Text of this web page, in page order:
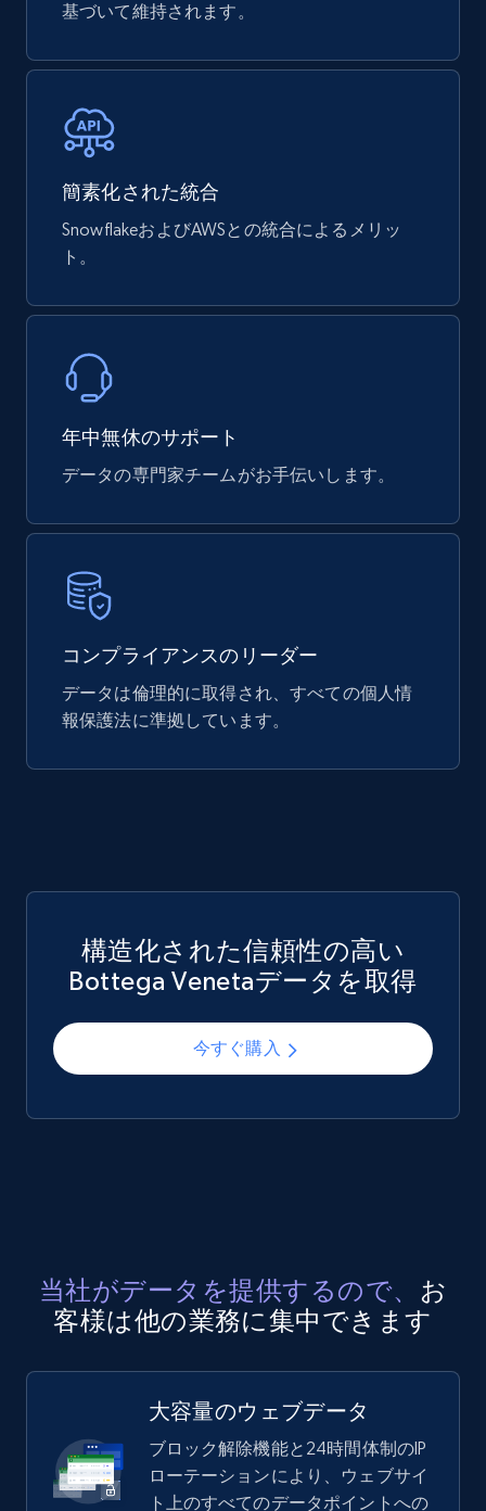
URL, Product id, Title, Breadcrumbs, Category,
eCommerce
URL, Review id, Reviewer name, Review date,
Review rating, Review, Found helpful, App url, and
more.
eCommerce
740+ 39+ 今すぐ購入
Product url, Category url, Mouser part num, Mfr
part number, Manufacturer, Image, Image high,
Manufacturer url, and more.
eCommerce
基づいて維持されます。
簡素化された統合
SnowflakeおよびAWSとの統合によるメリッ
ト。
年中無休のサポート
データの専門家チームがお手伝いします。
コンプライアンスのリーダー
データは倫理的に取得され、すべての個人情
報保護法に準拠しています。
構造化された信頼性の高い
Bottega Venetaデータを取得
今すぐ購入
当社がデータを提供するので、 お
客様は他の業務に集中できます
大容量のウェブデータ
ブロック解除機能と24時間体制のIP
ローテーションにより、ウェブサイ
ト上のすべてのデータポイントへの